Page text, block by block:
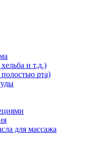
и т.д.)
рта)
для массажа